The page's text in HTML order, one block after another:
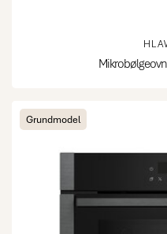
Grundmodel